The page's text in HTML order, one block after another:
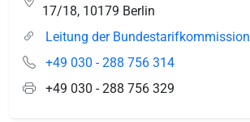
17/18, 10179 Berlin
Leitung der Bundestarifkommission
+49 030 - 288 756 314
+49 030 - 288 756 329